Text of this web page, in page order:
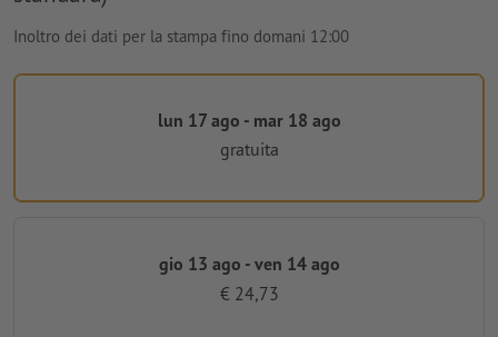
Inoltro dei dati per la stampa fino domani 12:00
lun 17 ago - mar 18 ago
gratuita
gio 13 ago - ven 14 ago
€ 24,73